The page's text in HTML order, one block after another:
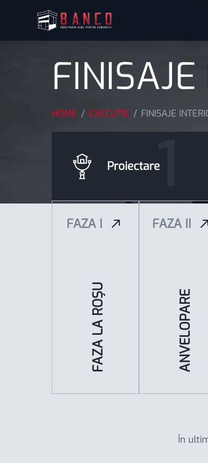
HOME / EXECUȚIE / FINISAJE
Proiectare
FAZA
FAZA LA ROȘU
FAZA
ANVELOPARE
În